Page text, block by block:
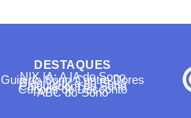
DESTAQUES
NIX IA: A IA do Sono
Guia do Sono Contra Dores
Diagnóstico do Sono
Calculadora do Sono
Cupons de Desconto
ABC do Sono